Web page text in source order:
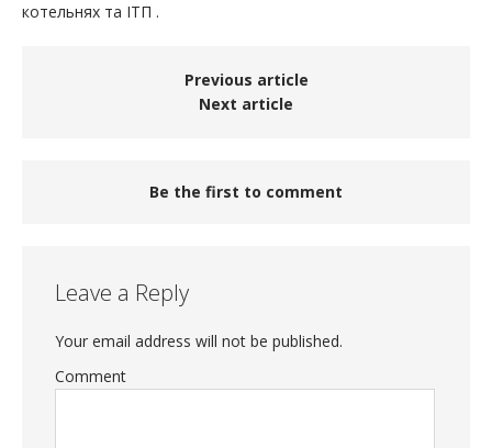
котельнях та ІТП .
Previous article
Next article
Be the first to comment
Leave a Reply
Your email address will not be published.
Comment